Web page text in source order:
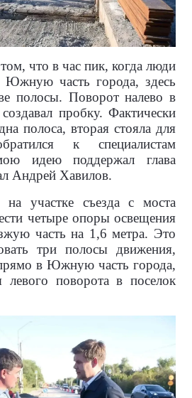
что в час пик, когда люди
Южную часть города, здесь
полосы. Поворот налево в
пробку. Фактически
полоса, вторая стояла для
к специалистам
идею поддержал глава
Андрей Хавилов.
на участке съезда с моста
четыре опоры освещения
часть на 1,6 метра. Это
три полосы движения,
в Южную часть города,
поворота в поселок